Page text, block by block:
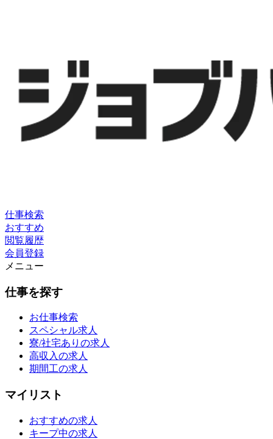
仕事検索
おすすめ
閲覧履歴
会員登録
メニュー
仕事を探す
お仕事検索
スペシャル求人
寮/社宅ありの求人
高収入の求人
期間工の求人
マイリスト
おすすめの求人
キープ中の求人